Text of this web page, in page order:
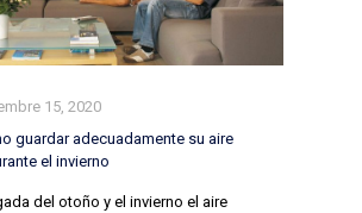
15, 2020
guardar adecuadamente su aire
el invierno
del otoño y el invierno el aire